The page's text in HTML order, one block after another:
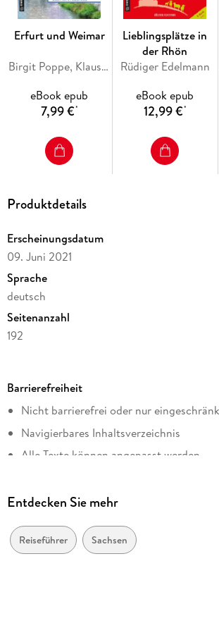
Erfurt und Weimar
Birgit Poppe, Klaus Silla
eBook epub
7,99 €*
Lieblingsplätze in
der Rhön
Rüdiger Edelmann
eBook epub
12,99 €*
Produktdetails
Erscheinungsdatum
09. Juni 2021
Sprache
deutsch
Seitenanzahl
192
Autor/Autorin
Jan Hübler
Verlag/Hersteller
Gmeiner Verlag eBooks
ohne Kopierschutz
Ja
Produktart
Barrierefreiheit
Nicht barrierefrei oder nur
Navigierbares Inhaltsverzeichnis
Alle Texte können angepasst werden
Entdecken Sie mehr
Reiseführer Sachsen